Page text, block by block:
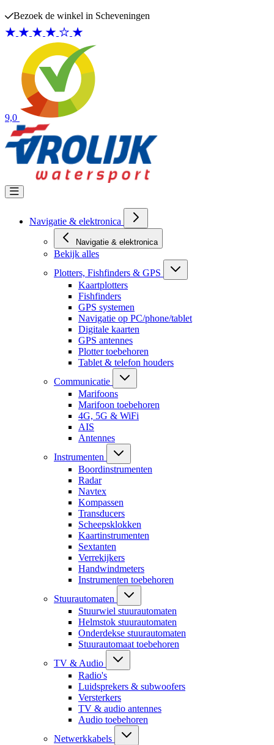
Gratis verzending boven €50,-
9,0
Navigatie & elektronica
Navigatie & elektronica
Bekijk alles
Plotters, Fishfinders & GPS
Kaartplotters
Fishfinders
GPS systemen
Navigatie op PC/phone/tablet
Digitale kaarten
GPS antennes
Plotter toebehoren
Tablet & telefon houders
Communicatie
Marifoons
Marifoon toebehoren
4G, 5G & WiFi
AIS
Antennes
Instrumenten
Boordinstrumenten
Radar
Navtex
Kompassen
Transducers
Scheepsklokken
Kaartinstrumenten
Sextanten
Verrekijkers
Handwindmeters
Instrumenten toebehoren
Stuurautomaten
Stuurwiel stuurautomaten
Helmstok stuurautomaten
Onderdekse stuurautomaten
Stuurautomaat toebehoren
TV & Audio
Radio's
Luidsprekers & subwoofers
Versterkers
TV & audio antennes
Audio toebehoren
Netwerkkabels